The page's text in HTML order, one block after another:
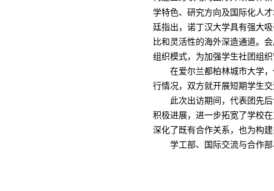
学特色、研究方向及国际化人
廷指出，诺丁汉大学具有强大
比和灵活性的海外深造通道。
组织模式，为加强学生社团组
在爱尔兰都柏林城市大学
行情况，双方就开展短期学生
此次出访期间，代表团先
积极进展，进一步拓宽了学校
深化了既有合作关系，也为构
学工部、国际交流与合作